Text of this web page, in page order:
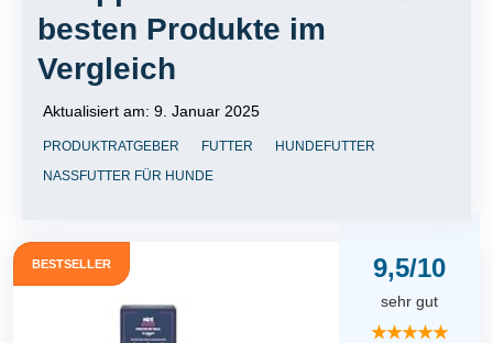
besten Produkte im
Vergleich
Aktualisiert am: 9. Januar 2025
PRODUKTRATGEBER FUTTER
HUNDEFUTTER
NASSFUTTER FÜR HUNDE
BESTSELLER 9,5/10
sehr gut
★★★★★